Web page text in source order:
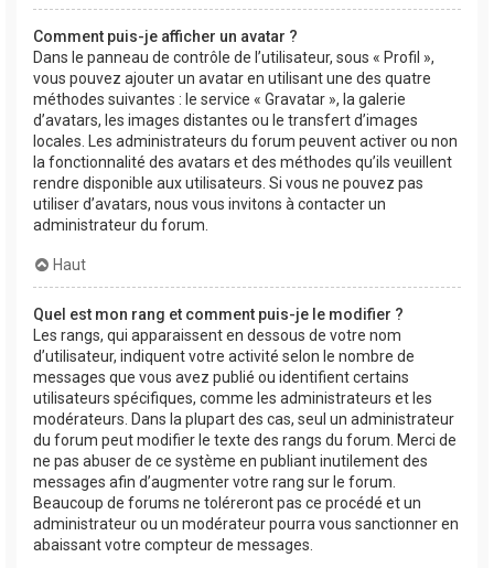
Comment puis-je afficher un avatar ?
Dans le panneau de contrôle de l’utilisateur, sous « Profil »,
vous pouvez ajouter un avatar en utilisant une des quatre
méthodes suivantes : le service « Gravatar », la galerie
d’avatars, les images distantes ou le transfert d’images
locales. Les administrateurs du forum peuvent activer ou non
la fonctionnalité des avatars et des méthodes qu’ils veuillent
rendre disponible aux utilisateurs. Si vous ne pouvez pas
utiliser d’avatars, nous vous invitons à contacter un
administrateur du forum.
Haut
Quel est mon rang et comment puis-je le modifier ?
Les rangs, qui apparaissent en dessous de votre nom
d’utilisateur, indiquent votre activité selon le nombre de
messages que vous avez publié ou identifient certains
utilisateurs spécifiques, comme les administrateurs et les
modérateurs. Dans la plupart des cas, seul un administrateur
du forum peut modifier le texte des rangs du forum. Merci de
ne pas abuser de ce système en publiant inutilement des
messages afin d’augmenter votre rang sur le forum.
Beaucoup de forums ne toléreront pas ce procédé et un
administrateur ou un modérateur pourra vous sanctionner en
abaissant votre compteur de messages.